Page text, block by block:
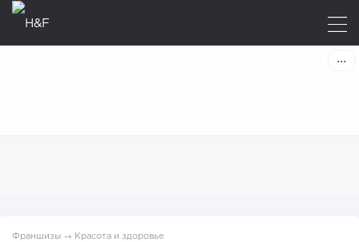
Франшизы → Красота и здоровье